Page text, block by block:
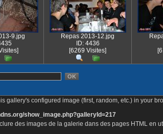
9.jpg
Repas 2013-12.jpg
ID: 4436
[6269 Visites]
gallery's configured image (first, random, etc.) in your
show_image.php?galleryId=217
des images de la galerie dans des pages HTML en